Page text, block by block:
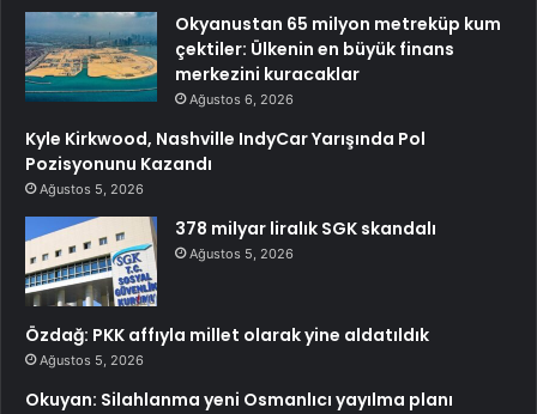
Okyanustan 65 milyon metreküp kum
çektiler: Ülkenin en büyük finans
merkezini kuracaklar
Ağustos 6, 2026
Kyle Kirkwood, Nashville IndyCar Yarışında Pol
Pozisyonunu Kazandı
Ağustos 5, 2026
378 milyar liralık SGK skandalı
Ağustos 5, 2026
Özdağ: PKK affıyla millet olarak yine aldatıldık
Ağustos 5, 2026
Okuyan: Silahlanma yeni Osmanlıcı yayılma planı